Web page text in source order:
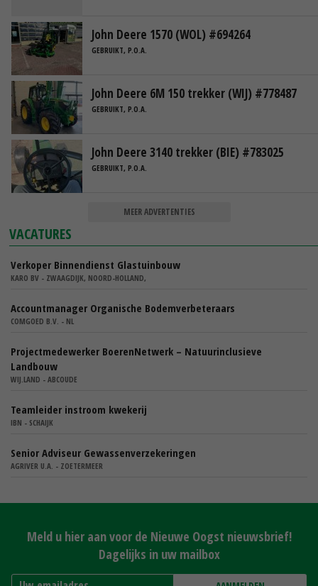
John Deere 1570 (WOL) #694264
GEBRUIKT, P.O.A.
John Deere 6M 150 trekker (WIJ) #778487
GEBRUIKT, P.O.A.
John Deere 3140 trekker (BIE) #783025
GEBRUIKT, P.O.A.
MEER ADVERTENTIES
VACATURES
Verkoper Binnendienst Glastuinbouw
KARO BV - ZWAAGDIJK, NOORD-HOLLAND,
Accountmanager Organische Bodemverbeteraars
COMGOED B.V. - NL
Projectmedewerker BoerenNetwerk – Natuurinclusieve
Landbouw
WIJ.LAND - ABCOUDE
Teamleider instroom kwekerij
IBN - SCHAIJK
Senior Adviseur Gewassenverzekeringen
AGRIVER U.A. - ZOETERMEER
Meld u hier aan voor de Nieuwe Oogst nieuwsbrief!
Dagelijks in uw mailbox